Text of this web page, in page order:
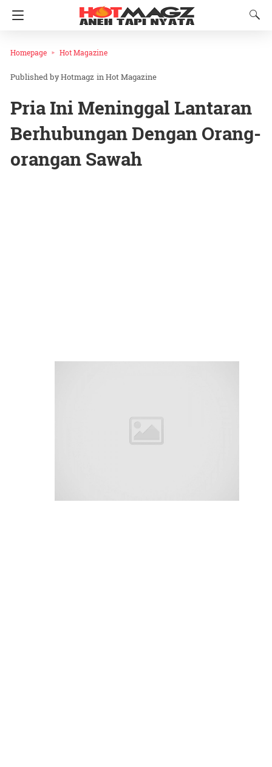
Homepage Hot Magazine
Hotmagz inHot Magazine
Pria Ini Meninggal Lantaran
Berhubungan Dengan Orang-
orangan Sawah